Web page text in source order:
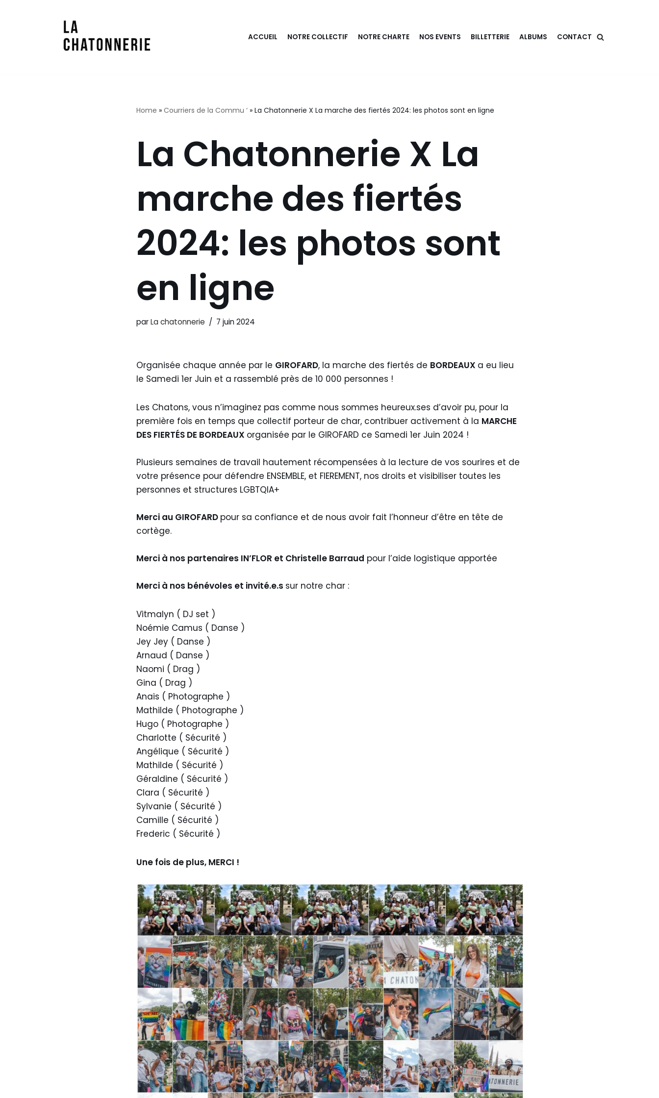
ACCUEIL NOTRE COLLECTIF NOTRE CHARTE NOS EVENTS BILLETTERIE ALBUMS CONTACT
Home » Courriers de la Commu ‘» La Chatonnerie X La marche des fiertés 2024: les photos sont en ligne
La Chatonnerie X La
marche des fiertés
2024: les photos sont
en ligne
parLa chatonnerie 7 juin 2024
Organisée chaque année par le GIROFARD, la marche des fiertés de BORDEAUX a eu lieu
le Samedi 1er Juin et a rassemblé près de 10 000 personnes !
Les Chatons, vous n’imaginez pas comme nous sommes heureux.ses d’avoir pu, pour la
première fois en temps que collectif porteur de char, contribuer activement à la MARCHE
DES FIERTÉS DE BORDEAUX organisée par le GIROFARD ce Samedi 1er Juin 2024 !
Plusieurs semaines de travail hautement récompensées à la lecture de vos sourires et de
votre présence pour défendre ENSEMBLE, et FIEREMENT, nos droits et visibiliser toutes les
personnes et structures LGBTQIA+
Merci au GIROFARD pour sa confiance et de nous avoir fait l’honneur d’être en tête de
cortège.
Merci à nos partenaires IN’FLOR et Christelle Barraud pour l’aide logistique apportée
Merci à nos bénévoles et invité.e.s sur notre char :
Vitmalyn ( DJ set )
Noémie Camus ( Danse )
Jey Jey ( Danse )
Arnaud ( Danse )
Naomi ( Drag )
Gina ( Drag )
Anais ( Photographe )
Mathilde ( Photographe )
Hugo ( Photographe )
Charlotte ( Sécurité )
Angélique ( Sécurité )
Mathilde ( Sécurité )
Géraldine ( Sécurité )
Clara ( Sécurité )
Sylvanie ( Sécurité )
Camille ( Sécurité )
Frederic ( Sécurité )
Une fois de plus, MERCI !